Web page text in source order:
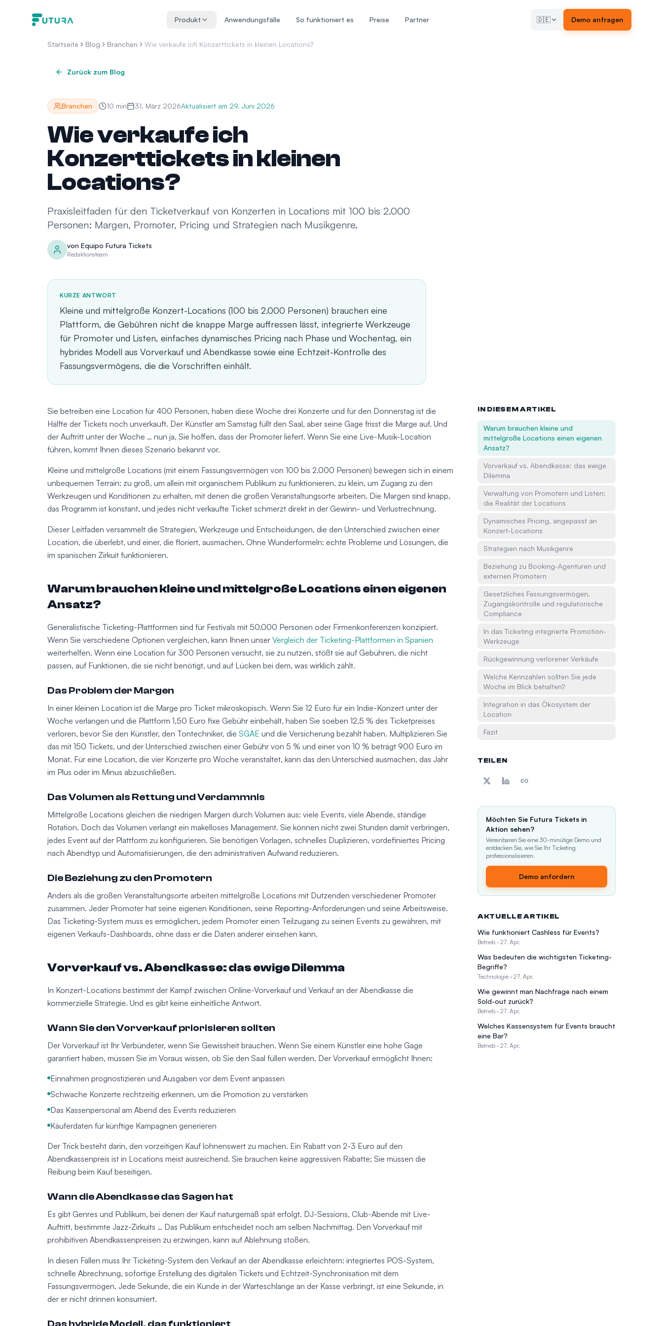
Produkt Anwendungsfälle So funktioniert es Preise Partner 🇩🇪 Demo anfragen
Startseite Blog Branchen Wie verkaufe ich Konzerttickets in kleinen Locations?
Zurück zum Blog
Branchen 10 min 31. März 2026Aktualisiert am 29. Juni 2026
Wie verkaufe ich
Konzerttickets in kleinen
Locations?
Praxisleitfaden für den Ticketverkauf von Konzerten in Locations mit 100 bis 2.000
Personen: Margen, Promoter, Pricing und Strategien nach Musikgenre.
von Equipo Futura Tickets
Redaktionsteam
KURZE ANTWORT
Kleine und mittelgroße Konzert-Locations (100 bis 2.000 Personen) brauchen eine
Plattform, die Gebühren nicht die knappe Marge auffressen lässt, integrierte Werkzeuge
für Promoter und Listen, einfaches dynamisches Pricing nach Phase und Wochentag, ein
hybrides Modell aus Vorverkauf und Abendkasse sowie eine Echtzeit-Kontrolle des
Fassungsvermögens, die die Vorschriften einhält.
Sie betreiben eine Location für 400 Personen, haben diese Woche drei Konzerte und für den Donnerstag ist die
Hälfte der Tickets noch unverkauft. Der Künstler am Samstag füllt den Saal, aber seine Gage frisst die Marge auf. Und
der Auftritt unter der Woche … nun ja, Sie hoffen, dass der Promoter liefert. Wenn Sie eine Live-Musik-Location
führen, kommt Ihnen dieses Szenario bekannt vor.
Kleine und mittelgroße Locations (mit einem Fassungsvermögen von 100 bis 2.000 Personen) bewegen sich in einem
unbequemen Terrain: zu groß, um allein mit organischem Publikum zu funktionieren, zu klein, um Zugang zu den
Werkzeugen und Konditionen zu erhalten, mit denen die großen Veranstaltungsorte arbeiten. Die Margen sind knapp,
das Programm ist konstant, und jedes nicht verkaufte Ticket schmerzt direkt in der Gewinn- und Verlustrechnung.
Dieser Leitfaden versammelt die Strategien, Werkzeuge und Entscheidungen, die den Unterschied zwischen einer
Location, die überlebt, und einer, die floriert, ausmachen. Ohne Wunderformeln: echte Probleme und Lösungen, die
im spanischen Zirkuit funktionieren.
Warum brauchen kleine und mittelgroße Locations einen eigenen
Ansatz?
Generalistische Ticketing-Plattformen sind für Festivals mit 50.000 Personen oder Firmenkonferenzen konzipiert.
Wenn Sie verschiedene Optionen vergleichen, kann Ihnen unser Vergleich der Ticketing-Plattformen in Spanien
weiterhelfen. Wenn eine Location für 300 Personen versucht, sie zu nutzen, stößt sie auf Gebühren, die nicht
passen, auf Funktionen, die sie nicht benötigt, und auf Lücken bei dem, was wirklich zählt.
Das Problem der Margen
In einer kleinen Location ist die Marge pro Ticket mikroskopisch. Wenn Sie 12 Euro für ein Indie-Konzert unter der
Woche verlangen und die Plattform 1,50 Euro fixe Gebühr einbehält, haben Sie soeben 12,5 % des Ticketpreises
verloren, bevor Sie den Künstler, den Tontechniker, die SGAE und die Versicherung bezahlt haben. Multiplizieren Sie
das mit 150 Tickets, und der Unterschied zwischen einer Gebühr von 5 % und einer von 10 % beträgt 900 Euro im
Monat. Für eine Location, die vier Konzerte pro Woche veranstaltet, kann das den Unterschied ausmachen, das Jahr
im Plus oder im Minus abzuschließen.
Das Volumen als Rettung und Verdammnis
Mittelgroße Locations gleichen die niedrigen Margen durch Volumen aus: viele Events, viele Abende, ständige
Rotation. Doch das Volumen verlangt ein makelloses Management. Sie können nicht zwei Stunden damit verbringen,
jedes Event auf der Plattform zu konfigurieren. Sie benötigen Vorlagen, schnelles Duplizieren, vordefiniertes Pricing
nach Abendtyp und Automatisierungen, die den administrativen Aufwand reduzieren.
Die Beziehung zu den Promotern
Anders als die großen Veranstaltungsorte arbeiten mittelgroße Locations mit Dutzenden verschiedener Promoter
zusammen. Jeder Promoter hat seine eigenen Konditionen, seine Reporting-Anforderungen und seine Arbeitsweise.
Das Ticketing-System muss es ermöglichen, jedem Promoter einen Teilzugang zu seinen Events zu gewähren, mit
eigenen Verkaufs-Dashboards, ohne dass er die Daten anderer einsehen kann.
Vorverkauf vs. Abendkasse: das ewige Dilemma
In Konzert-Locations bestimmt der Kampf zwischen Online-Vorverkauf und Verkauf an der Abendkasse die
kommerzielle Strategie. Und es gibt keine einheitliche Antwort.
Wann Sie den Vorverkauf priorisieren sollten
Der Vorverkauf ist Ihr Verbündeter, wenn Sie Gewissheit brauchen. Wenn Sie einem Künstler eine hohe Gage
garantiert haben, müssen Sie im Voraus wissen, ob Sie den Saal füllen werden. Der Vorverkauf ermöglicht Ihnen:
Einnahmen prognostizieren und Ausgaben vor dem Event anpassen
Schwache Konzerte rechtzeitig erkennen, um die Promotion zu verstärken
Das Kassenpersonal am Abend des Events reduzieren
Käuferdaten für künftige Kampagnen generieren
Der Trick besteht darin, den vorzeitigen Kauf lohnenswert zu machen. Ein Rabatt von 2-3 Euro auf den
Abendkassenpreis ist in Locations meist ausreichend. Sie brauchen keine aggressiven Rabatte; Sie müssen die
Reibung beim Kauf beseitigen.
Wann die Abendkasse das Sagen hat
Es gibt Genres und Publikum, bei denen der Kauf naturgemäß spät erfolgt. DJ-Sessions, Club-Abende mit Live-
Auftritt, bestimmte Jazz-Zirkuits … Das Publikum entscheidet noch am selben Nachmittag. Den Vorverkauf mit
prohibitiven Abendkassenpreisen zu erzwingen, kann auf Ablehnung stoßen.
In diesen Fällen muss Ihr Ticketing-System den Verkauf an der Abendkasse erleichtern: integriertes POS-System,
schnelle Abrechnung, sofortige Erstellung des digitalen Tickets und Echtzeit-Synchronisation mit dem
Fassungsvermögen. Jede Sekunde, die ein Kunde in der Warteschlange an der Kasse verbringt, ist eine Sekunde, in
der er nicht drinnen konsumiert.
IN DIESEM ARTIKEL
Warum brauchen kleine und
mittelgroße Locations einen eigenen
Ansatz?
Vorverkauf vs. Abendkasse: das ewige
Dilemma
Verwaltung von Promotern und Listen:
die Realität der Locations
Dynamisches Pricing, angepasst an
Konzert-Locations
Strategien nach Musikgenre
Beziehung zu Booking-Agenturen und
externen Promotern
Gesetzliches Fassungsvermögen,
Zugangskontrolle und regulatorische
Compliance
In das Ticketing integrierte Promotion-
Werkzeuge
Rückgewinnung verlorener Verkäufe
Welche Kennzahlen sollten Sie jede
Woche im Blick behalten?
Integration in das Ökosystem der
Location
Fazit
TEILEN
Möchten Sie Futura Tickets in
Aktion sehen?
Vereinbaren Sie eine 30-minütige Demo und
entdecken Sie, wie Sie Ihr Ticketing
professionalisieren.
Demo anfordern
AKTUELLE ARTIKEL
Wie funktioniert Cashless für Events?
Betrieb · 27. Apr.
Was bedeuten die wichtigsten Ticketing-
Begriffe?
Technologie · 27. Apr.
Wie gewinnt man Nachfrage nach einem
Sold-out zurück?
Betrieb · 27. Apr.
Welches Kassensystem für Events braucht
eine Bar?
Betrieb · 27. Apr.